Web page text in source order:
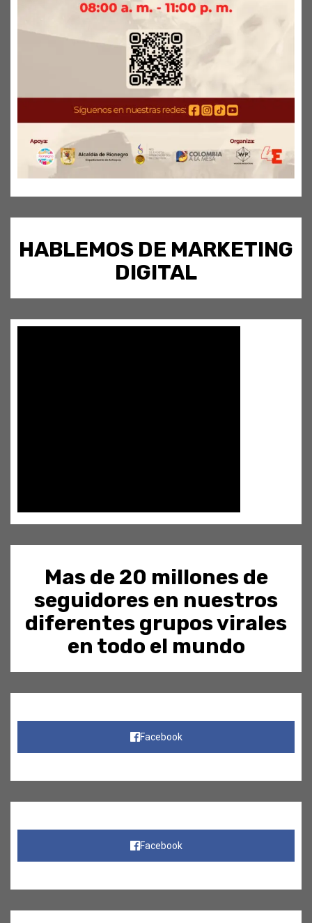
HABLEMOS DE MARKETING
DIGITAL
Mas de 20 millones de
seguidores en nuestros
diferentes grupos virales
en todo el mundo
Facebook
Facebook